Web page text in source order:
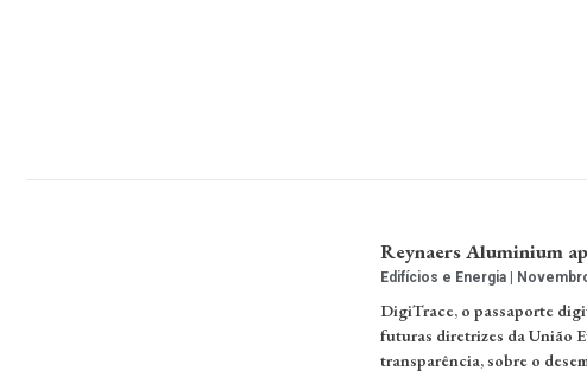
Reynaers Aluminium
Edifícios e Energia
DigiTrace, o passaporte
futuras diretrizes da União
transparência, sobre o